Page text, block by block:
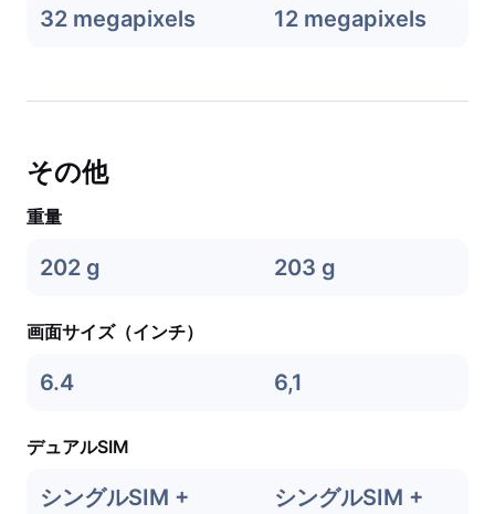
32 megapixels 12 megapixels
その他
重量
202 g 203 g
画面サイズ（インチ）
6.4 6,1
デュアルSIM
シングルSIM +
シングルSIM +